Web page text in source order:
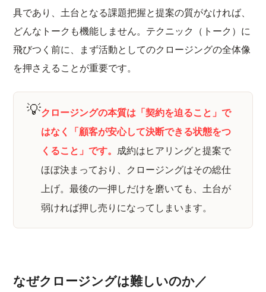
具であり、土台となる課題把握と提案の質がなければ、
どんなトークも機能しません。テクニック（トーク）に
飛びつく前に、まず活動としてのクロージングの全体像
を押さえることが重要です。
💡クロージングの本質は「契約を迫ること」で
はなく「顧客が安心して決断できる状態をつ
くること」です。 成約はヒアリングと提案で
ほぼ決まっており、クロージングはその総仕
上げ。最後の一押しだけを磨いても、土台が
弱ければ押し売りになってしまいます。
なぜクロージングは難しいのか／